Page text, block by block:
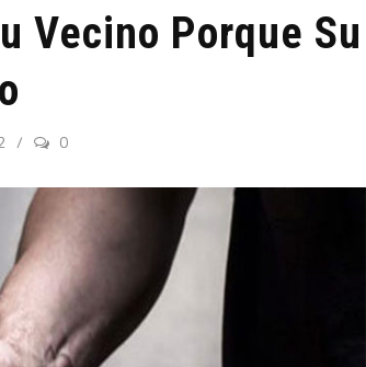
Vecino Porque Su
0